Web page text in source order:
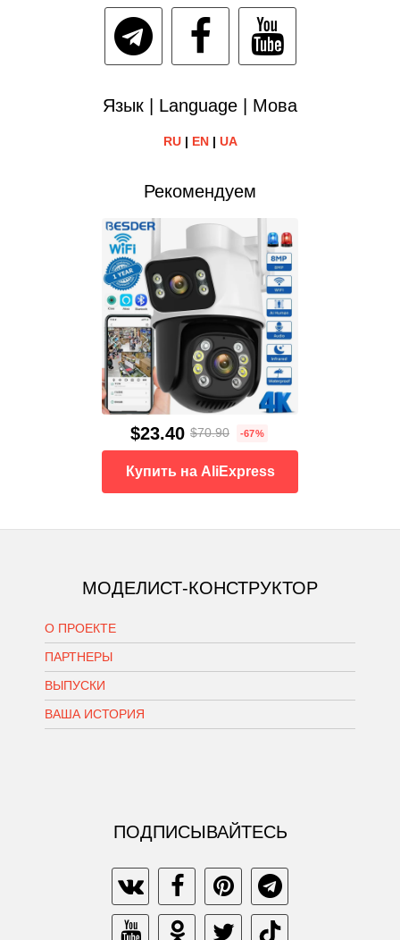
Язык | Language | Мова
RU| EN| UA
Рекомендуем
$23.40 $70.90 -67%
Купить на AliExpress
МОДЕЛИСТ-КОНСТРУКТОР
О ПРОЕКТЕ
ПАРТНЕРЫ
ВЫПУСКИ
ВАША ИСТОРИЯ
ПОДПИСЫВАЙТЕСЬ